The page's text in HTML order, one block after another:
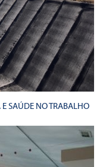
SAÚDE NO TRABALHO